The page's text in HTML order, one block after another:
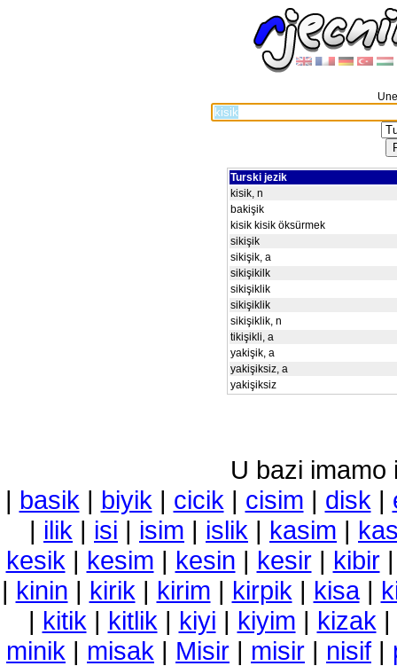
Turski jezik
kisik, n
bakişik
kisik kisik öksürmek
sikişik
sikişik, a
sikişikilk
sikişiklik
sikişiklik
sikişiklik, n
tikişikli, a
yakişik, a
yakişiksiz, a
yakişiksiz
U bazi imamo
| basik | biyik | cicik | cisim | disk |
| ilik | isi | isim | islik | kasim |
kesik | kesim | kesin | kesir| kibir
| kinin | kirik | kirim | kirpik | kisa|
| kitik | kitlik | kiyi | kiyim | kizak |
minik | misak | Misir | misir | nisif|